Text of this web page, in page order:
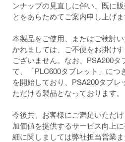
ンナップの見直しに伴い、既に
とをあらためてご案内申し上げま
本製品をご使用、またはご検討
かれましては、ご不便をお掛け
ございません。なお、PSA200タ
て、「PLC600タブレット」につ
を開始しており、PSA200タブレ
ただける製品となっております。
今後共、お客様にご満足いただ
加価値を提供するサービス向上
細に関しましては弊社担当営業